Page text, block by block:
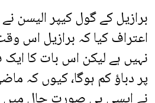
برازیل کے گول کیپر الیسن
اعتراف کیا کہ برازیل اس
نہیں ہے لیکن اس بات کا ایک
پر دباؤ کم ہوگا، کیوں کہ